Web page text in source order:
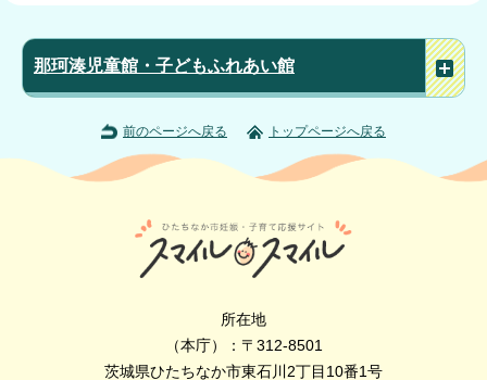
那珂湊児童館・子どもふれあい館
前のページへ戻る トップページへ戻る
所在地
（本庁）：〒312-8501
茨城県ひたちなか市東石川2丁目10番1号